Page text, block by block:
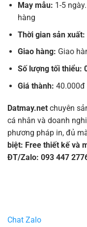
May mẫu: 1-5
hàng
Thời gian sản xuất:
Giao hàng: Giao
Số lượng tối thiểu:
Giá thành: 40.000đ
Datmay.net chuyên
cá nhân và doanh
phương pháp in, đủ
biệt: Free thiết kế và
ĐT/Zalo: 093 447
Chat Zalo